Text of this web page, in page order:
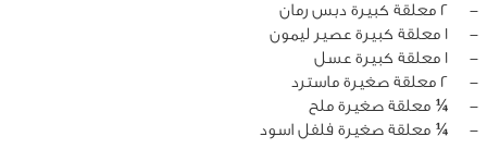
‏-
2 معلقة كبيرة دبس رمان
‏-
1 معلقة كبيرة عصير ليمون
‏-
1 معلقة كبيرة عسل
‏-
2 معلقة صغيرة ماسترد
‏-
¼ معلقة صغيرة ملح
‏-
¼ معلقة صغيرة فلفل اسود